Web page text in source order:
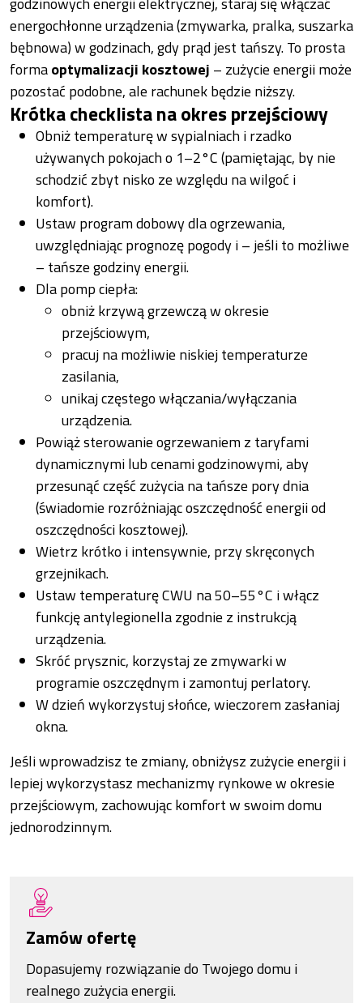
energochłonne urządzenia (zmywarka, pralka, suszarka
bębnowa) w godzinach, gdy prąd jest tańszy. To prosta
formaoptymalizacji kosztowej – zużycie energii może
pozostać podobne, ale rachunek będzie niższy.
Krótka checklista na okres przejściowy
Obniż temperaturę w sypialniach i rzadko
używanych pokojach o 1–2°C (pamiętając, by nie
schodzić zbyt nisko ze względu na wilgoć i
komfort).
Ustaw program dobowy dla ogrzewania,
uwzględniając prognozę pogody i – jeśli to możliwe
– tańsze godziny energii.
Dla pomp ciepła:
obniż krzywą grzewczą w okresie
przejściowym,
pracuj na możliwie niskiej temperaturze
zasilania,
unikaj częstego włączania/wyłączania
urządzenia.
Powiąż sterowanie ogrzewaniem z taryfami
dynamicznymi lub cenami godzinowymi, aby
przesunąć część zużycia na tańsze pory dnia
(świadomie rozróżniając oszczędność energii od
oszczędności kosztowej).
Wietrz krótko i intensywnie, przy skręconych
grzejnikach.
Ustaw temperaturę CWU na 50–55°C i włącz
funkcję antylegionella zgodnie z instrukcją
urządzenia.
Skróć prysznic, korzystaj ze zmywarki w
programie oszczędnym i zamontuj perlatory.
W dzień wykorzystuj słońce, wieczorem zasłaniaj
okna.
Jeśli wprowadzisz te zmiany, obniżysz zużycie energii i
lepiej wykorzystasz mechanizmy rynkowe w okresie
przejściowym, zachowując komfort w swoim domu
jednorodzinnym.
Zamów ofertę
Dopasujemy rozwiązanie do Twojego domu i
realnego zużycia energii.